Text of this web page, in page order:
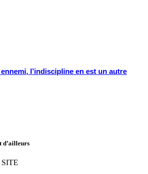
l’indiscipline en est un autre
d’ailleurs